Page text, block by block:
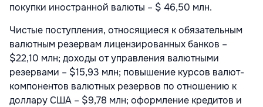
покупки иностранной валюты – $ 46,50 млн.
Чистые поступления, относящиеся к обязательным
валютным резервам лицензированных банков –
$22,10 млн; доходы от управления валютными
резервами – $15,93 млн; повышение курсов валют-
компонентов валютных резервов по отношению к
доллару США – $9,78 млн; оформление кредитов и